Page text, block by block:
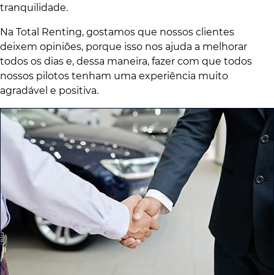
tranquilidade.
Na Total Renting, gostamos que nossos clientes
deixem opiniões, porque isso nos ajuda a melhorar
todos os dias e, dessa maneira, fazer com que todos
nossos pilotos tenham uma experiência muito
agradável e positiva.